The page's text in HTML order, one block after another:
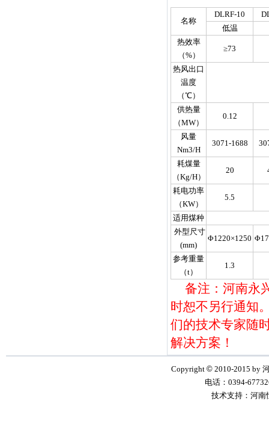
名称
DLRF-10
低温
热效率
（%）
≥73
热风出口
温度
（℃）
供热量
（MW）
0.12
风量
Nm3/H
3071-1688
耗煤量
（Kg/H）
20
耗电功率
（KW）
5.5
适用煤种
外型尺寸
(mm)
Φ1220×1250
参考重量
（t）
1.3
备注：河南永
时恕不另行通知
们的技术专家随
解决方案！
Copyright © 2010-2015 by
电话：0394-
技术支持：河